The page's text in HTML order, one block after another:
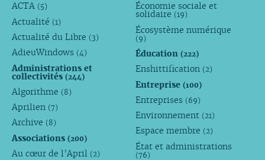
ACTA (5)
Actualité (1)
Actualité du Libre (3)
AdieuWindows (4)
Administrations et
collectivités (244)
Algorithme (8)
Aprilien (7)
Archive (8)
Associations (200)
Au cœur de l’April (2)
Économie sociale et
solidaire (19)
Écosystème numérique
(9)
Éducation(222)
Enshittification (2)
Entreprise(100)
Entreprises (69)
Environnement (21)
Espace membre (2)
État et administrations
(76)